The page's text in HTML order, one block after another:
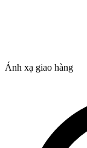
Ánh xạ giao hàng